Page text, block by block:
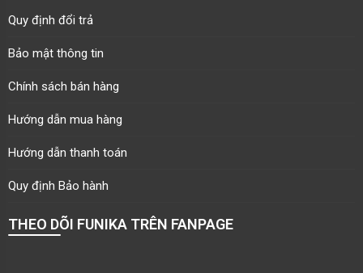
Quy định đổi trả
Bảo mật thông tin
Chính sách bán hàng
Hướng dẫn mua hàng
Hướng dẫn thanh toán
Quy định Bảo hành
THEO DÕI FUNIKA TRÊN FANPAGE